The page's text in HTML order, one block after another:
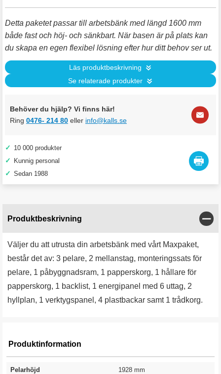
Detta paketet passar till arbetsbänk med längd 1600 mm
både fast och höj- och sänkbart. När basen är på plats kan
du skapa en egen flexibel lösning efter hur ditt behov ser ut.
Läs produktbeskrivning
Se relaterade produkter
Behöver du hjälp? Vi finns här!
Ring 0476- 214 80 eller info@kalls.se
✓ 10 000 produkter
✓ Kunnig personal
✓ Sedan 1988
Produktbeskrivning
Väljer du att utrusta din arbetsbänk med vårt Maxpaket,
består det av: 3 pelare, 2 mellanstag, monteringssats för
pelare, 1 påbyggnadsram, 1 papperskorg, 1 hållare för
papperskorg, 1 backlist, 1 energipanel med 6 uttag, 2
hyllplan, 1 verktygspanel, 4 plastbackar samt 1 trådkorg.
Produktinformation
Pelarhöjd 1928 mm